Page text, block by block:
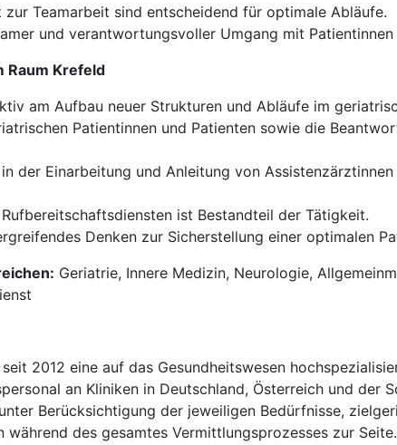
Teamarbeit sind entscheidend für optimale Abläufe.
und verantwortungsvoller Umgang mit
Raum Krefeld
am Aufbau neuer Strukturen und Abläufe im
Patientinnen und Patienten sowie die
der Einarbeitung und Anleitung von
Rufbereitschaftsdiensten ist Bestandteil der Tätigkeit.
Denken zur Sicherstellung einer optimalen
Geriatrie, Innere Medizin, Neurologie,
2012 eine auf das Gesundheitswesen
an Kliniken in Deutschland, Österreich und der
Berücksichtigung der jeweiligen Bedürfnisse,
des gesamtes Vermittlungsprozesses zur